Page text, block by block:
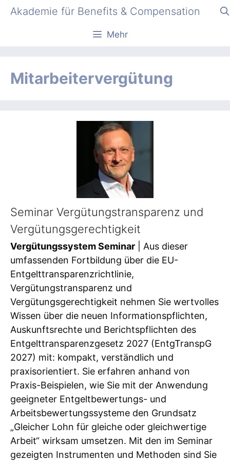
ZumAkademie für Benefits & Compensation
Mehr
Mitarbeitervergütung
Seminar Vergütungstransparenz und
Vergütungsgerechtigkeit
Vergütungssystem Seminar | Aus dieser
umfassenden Fortbildung über die EU-
Entgelttransparenzrichtlinie,
Vergütungstransparenz und
Vergütungsgerechtigkeit nehmen Sie wertvolles
Wissen über die neuen Informationspflichten,
Auskunftsrechte und Berichtspflichten des
Entgelttransparenzgesetz 2027 (EntgTranspG
2027) mit: kompakt, verständlich und
praxisorientiert. Sie erfahren anhand von
Praxis-Beispielen, wie Sie mit der Anwendung
geeigneter Entgeltbewertungs- und
Arbeitsbewertungssysteme den Grundsatz
„Gleicher Lohn für gleiche oder gleichwertige
Arbeit“ wirksam umsetzen. Mit den im Seminar
gezeigten Instrumenten und Methoden sind Sie